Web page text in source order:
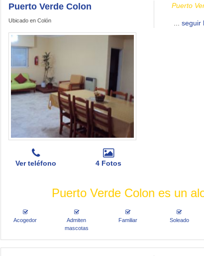
Puerto Verde Colon
Ubicado en Colón
Ver teléfono 4 Fotos
Puerto
seguir
Puerto Verde Colon es un
Acogedor
Admiten
mascotas
Familiar Soleado